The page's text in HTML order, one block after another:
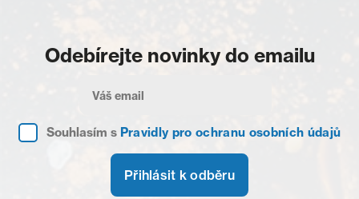
Odebírejte novinky do emailu
Souhlasím s Pravidly pro ochranu osobních údajů
Přihlásit k odběru